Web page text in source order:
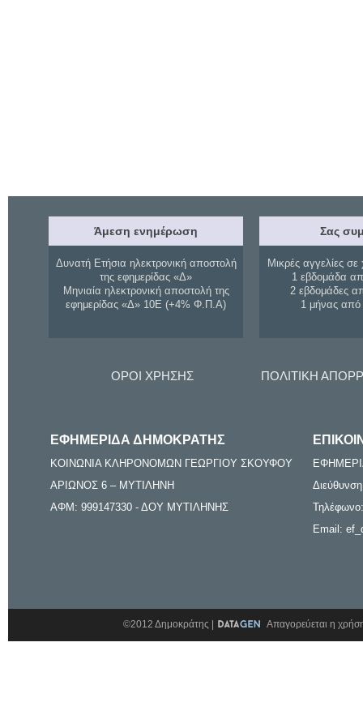
Άμεση ενημέρωση
Δυνατή Ετήσια ηλεκτρονική αποστολή
της εφημερίδας «Δ»
Μηνιαία ηλεκτρονική αποστολή της
εφημερίδας «Δ» 10Ε (+4% Φ.Π.Α)
Σας
Μικρές αγγελίες σε
1 εβδομάδα
2 εβδομάδες
1 μήνας
ΟΡΟΙ ΧΡΗΣΗΣ ΠΟΛΙΤΙΚΗ
ΕΦΗΜΕΡΙΔΑ ΔΗΜΟΚΡΑΤΗΣ
ΚΟΙΝΩΝΙΑ ΚΛΗΡΟΝΟΜΩΝ ΓΕΩΡΓΙΟΥ ΣΚΟΥΦΟΥ
ΑΡΙΩΝΟΣ 6 – ΜΥΤΙΛΗΝΗ
ΑΦΜ: 999147330 - ΔΟΥ ΜΥΤΙΛΗΝΗΣ
Email:
©2012 Δημοκράτης | Απαγορεύεται η